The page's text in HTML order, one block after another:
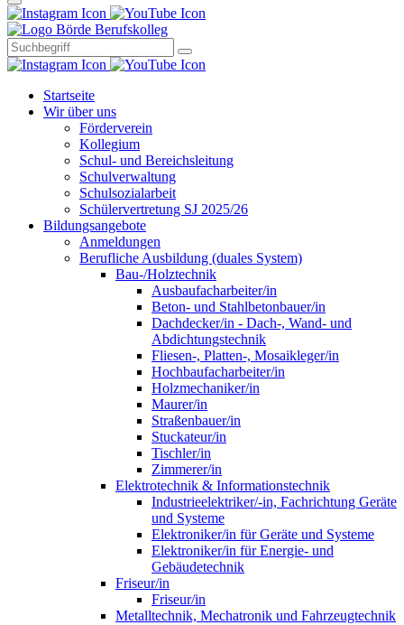
Startseite
Wir über uns
Förderverein
Kollegium
Schul- und Bereichsleitung
Schulverwaltung
Schulsozialarbeit
Schülervertretung SJ 2025/26
Bildungsangebote
Anmeldungen
Berufliche Ausbildung (duales System)
Bau-/Holztechnik
Ausbaufacharbeiter/in
Beton- und Stahlbetonbauer/in
Dachdecker/in - Dach-, Wand- und
Abdichtungstechnik
Fliesen-, Platten-, Mosaikleger/in
Hochbaufacharbeiter/in
Holzmechaniker/in
Maurer/in
Straßenbauer/in
Stuckateur/in
Tischler/in
Zimmerer/in
Elektrotechnik & Informationstechnik
Industrieelektriker/-in, Fachrichtung Geräte
und Systeme
Elektroniker/in für Geräte und Systeme
Elektroniker/in für Energie- und
Gebäudetechnik
Friseur/in
Friseur/in
Metalltechnik, Mechatronik und Fahrzeugtechnik